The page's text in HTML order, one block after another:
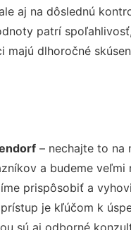
aj na dôslednú
patrí
dlhoročné
– nechajte to na
a budeme veľmi
prispôsobiť a
je kľúčom k